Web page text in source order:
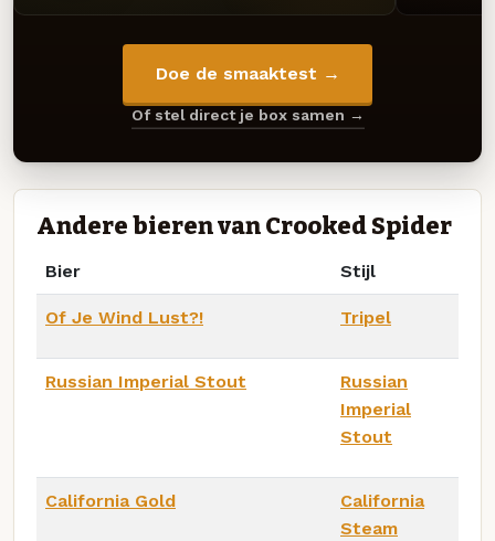
Doe de smaaktest →
Of stel direct je box samen →
Andere bieren van Crooked Spider
Bier Stijl
Of Je Wind Lust?! Tripel
Russian Imperial Stout
Russian
Imperial
Stout
California Gold
California
Steam